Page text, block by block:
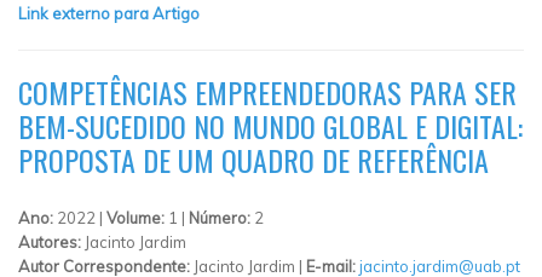
Link externo para Artigo
COMPETÊNCIAS EMPREENDEDORAS PARA SER
BEM-SUCEDIDO NO MUNDO GLOBAL E DIGITAL:
PROPOSTA DE UM QUADRO DE REFERÊNCIA
Ano: 2022 | Volume: 1 | Número: 2
Autores: Jacinto Jardim
Autor Correspondente: Jacinto Jardim | E-mail:jacinto.jardim@uab.pt